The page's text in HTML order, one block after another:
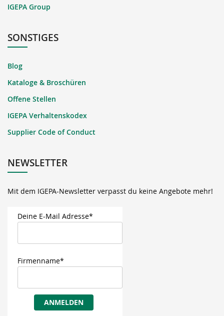
IGEPA Group
SONSTIGES
Blog
Kataloge & Broschüren
Offene Stellen
IGEPA Verhaltenskodex
Supplier Code of Conduct
NEWSLETTER
Mit dem IGEPA-Newsletter verpasst du keine Angebote mehr!
Deine E-Mail Adresse*
Firmenname*
ANMELDEN